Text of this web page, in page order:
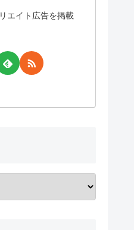
エイト広告を掲載